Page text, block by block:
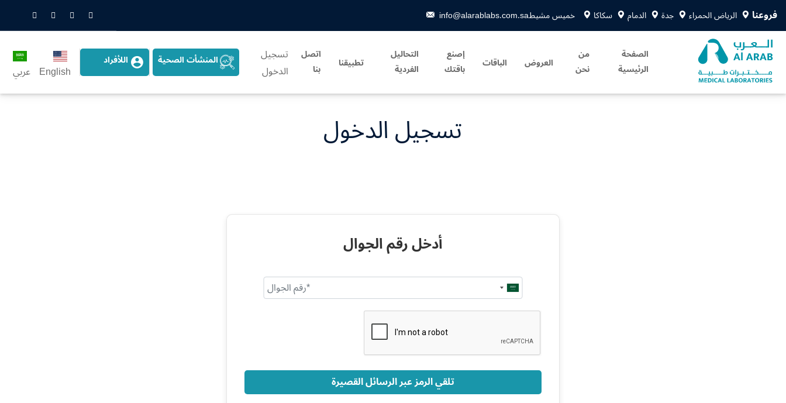
فروعنا الرياض الحمراء جدة الدمام سكاكا خميس مشيطinfo@alarablabs.com.sa
Snapchat
Twitter
LinkedIn
الصفحة
الرئيسية
من
نحن العروض الباقات إصنع
باقتك
التحاليل
الفردية تطبيقنا اتصل
بنا
تسجيل
الدخول
المنشأت الصحية اللأفراد
English عربي
تسجيل الدخول
أدخل رقم الجوال
Saudi
Arabia
تلقي الرمز عبر الرسائل القصيرة